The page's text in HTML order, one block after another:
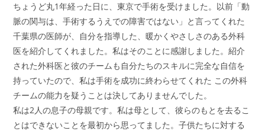
ちょうど丸1年経った日に、東京で手術を受けました。以前「動
脈の関与は、手術するうえでの障害ではない」と言ってくれた
千葉県の医師が、自分を指導した、暖かくやさしさのある外科
医を紹介してくれました。私はそのことに感謝しました。紹介
された外科医と彼のチームも自分たちのスキルに完全な自信を
持っていたので、私は手術を成功に終わらせてくれた この外科
チームの能力を疑うことは決してありませんでした。
私は2人の息子の母親です。私は母として、彼らのもとを去るこ
とはできないことを最初から思ってました。子供たちに対する